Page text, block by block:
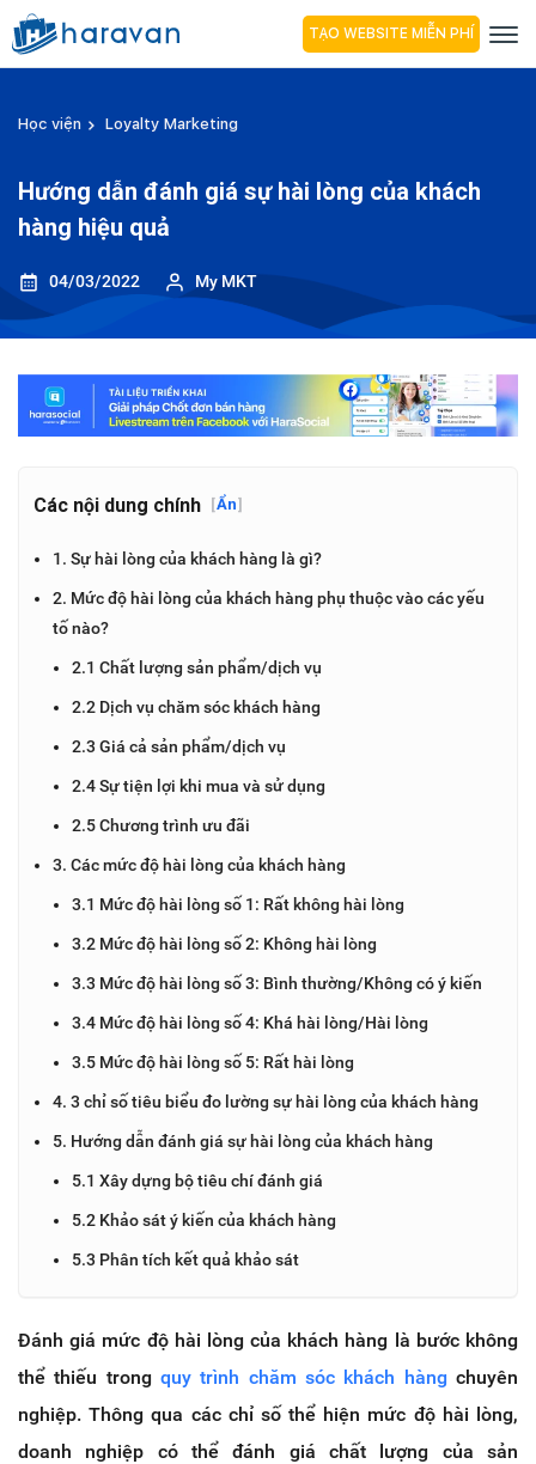
TẠO WEBSITE MIỄN PHÍ
Học viện Loyalty Marketing
Hướng dẫn đánh giá sự hài lòng của khách
hàng hiệu quả
04/03/2022 My MKT
Các nội dung chính [Ẩn]
1. Sự hài lòng của khách hàng là gì?
2. Mức độ hài lòng của khách hàng phụ thuộc vào các yếu
tố nào?
2.1 Chất lượng sản phẩm/dịch vụ
2.2 Dịch vụ chăm sóc khách hàng
2.3 Giá cả sản phẩm/dịch vụ
2.4 Sự tiện lợi khi mua và sử dụng
2.5 Chương trình ưu đãi
3. Các mức độ hài lòng của khách hàng
3.1 Mức độ hài lòng số 1: Rất không hài lòng
3.2 Mức độ hài lòng số 2: Không hài lòng
3.3 Mức độ hài lòng số 3: Bình thường/Không có ý kiến
3.4 Mức độ hài lòng số 4: Khá hài lòng/Hài lòng
3.5 Mức độ hài lòng số 5: Rất hài lòng
4. 3 chỉ số tiêu biểu đo lường sự hài lòng của khách hàng
5. Hướng dẫn đánh giá sự hài lòng của khách hàng
5.1 Xây dựng bộ tiêu chí đánh giá
5.2 Khảo sát ý kiến của khách hàng
5.3 Phân tích kết quả khảo sát
Đánh giá mức độ hài lòng của khách hàng là bước không
thể thiếu trong quy trình chăm sóc khách hàng chuyên
nghiệp. Thông qua các chỉ số thể hiện mức độ hài lòng,
doanh nghiệp có thể đánh giá chất lượng của sản